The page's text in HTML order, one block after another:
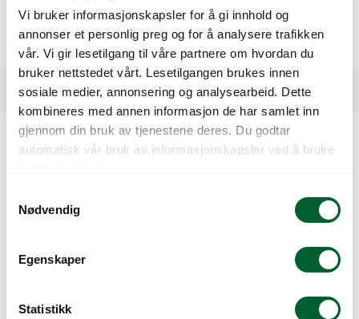
Vi bruker informasjonskapsler for å gi innhold og
annonser et personlig preg og for å analysere trafikken
vår. Vi gir lesetilgang til våre partnere om hvordan du
bruker nettstedet vårt. Lesetilgangen brukes innen
sosiale medier, annonsering og analysearbeid. Dette
kombineres med annen informasjon de har samlet inn
gjennom din bruk av tjenestene deres. Du godtar
automatisk vår bruk av informasjonskapsler ved å bruke
Nødvendig
Egenskaper
Statistikk
mot langvarig UV-eksponering før salg. Ved beplantning
anbefales et vekstmedium tilpasset planteslaget, samt jevnlig
kontroll av at drensåpningene holdes åpne gjennom sesongen.
Spesifikasjoner
Kunder så også på